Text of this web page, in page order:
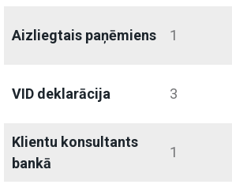
Aizliegtais paņēmiens 1
VID deklarācija 3
Klientu konsultants
bankā
1